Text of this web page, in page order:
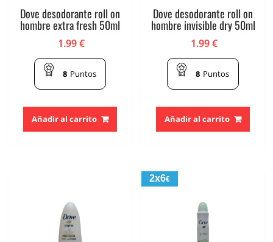
Dove desodorante roll on
hombre extra fresh 50ml
1.99€
8 Puntos
Añadir al carrito
Dove desodorante roll on
hombre invisible dry 50ml
1.99€
8 Puntos
Añadir al carrito
2x6€